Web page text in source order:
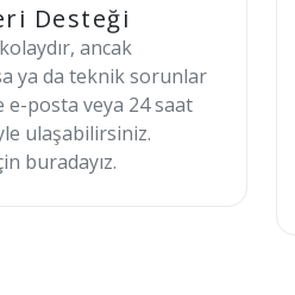
Desteği
ancak
ya da teknik sorunlar
e-posta veya 24 saat
ulaşabilirsiniz.
buradayız.